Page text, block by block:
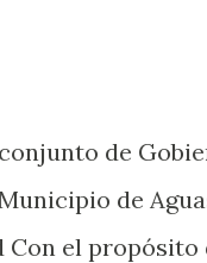
nuevas
con
de
de
Con el